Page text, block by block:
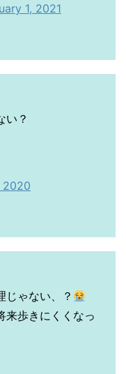
1, 2021
い？
2020
じゃない、？
来歩きにくくなっ